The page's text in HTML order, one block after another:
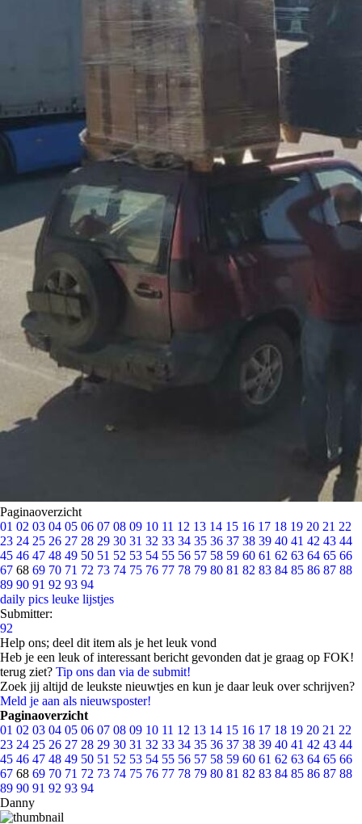
Paginaoverzicht
01 02 03 04 05 06 07 08 09 10 11 12 13 14 15 16 17 18 19 20 21 22
23 24 25 26 27 28 29 30 31 32 33 34 35 36 37 38 39 40 41 42 43 44
45 46 47 48 49 50 51 52 53 54 55 56 57 58 59 60 61 62 63 64 65 66
67 68 69 70 71 72 73 74 75 76 77 78 79 80 81 82 83 84 85 86 87 88
89 90 91 92 93 94
daily pics leuke lijstjes
Submitter:
92
Help ons; deel dit item als je het leuk vond
Heb je een leuk of interessant bericht gevonden dat je graag op FOK!
terug ziet? Tip ons dan via de submit!
Zoek jij altijd de leukste nieuwtjes en kun je daar leuk over schrijven?
Meld je aan als nieuwsposter!
Paginaoverzicht
01 02 03 04 05 06 07 08 09 10 11 12 13 14 15 16 17 18 19 20 21 22
23 24 25 26 27 28 29 30 31 32 33 34 35 36 37 38 39 40 41 42 43 44
45 46 47 48 49 50 51 52 53 54 55 56 57 58 59 60 61 62 63 64 65 66
67 68 69 70 71 72 73 74 75 76 77 78 79 80 81 82 83 84 85 86 87 88
89 90 91 92 93 94
Danny